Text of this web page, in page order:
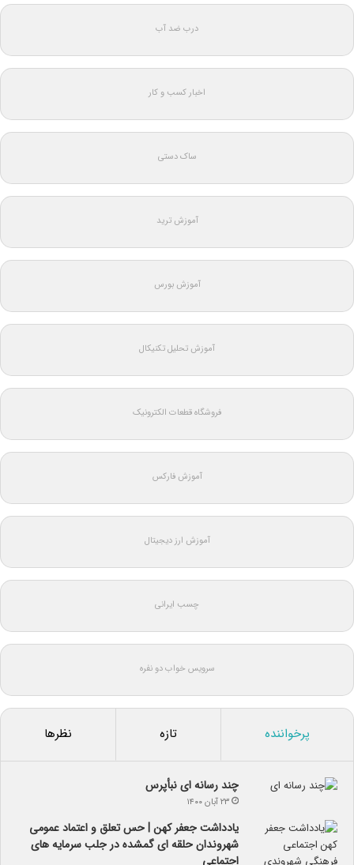
درب ضد آب
اخبار کسب و کار
ساک دستی
آموزش ترید
آموزش بورس
آموزش تحلیل تکنیکال
فروشگاه قطعات الکترونیک
آموزش فارکس
آموزش ارز دیجیتال
چسب ایرانی
سرویس خواب دو نفره
پرخواننده تازه نظرها
چند رسانه ای نبأپرس
۲۳ آبان ۱۴۰۰
یادداشت جعفر کهن | حس تعلق و اعتماد عمومی
شهروندان حلقه ای گمشده در جلب سرمایه های
اجتماعی